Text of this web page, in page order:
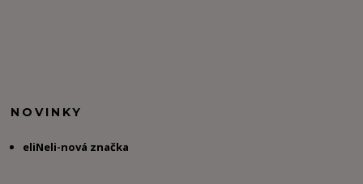
NOVINKY
eliNeli-nová značka